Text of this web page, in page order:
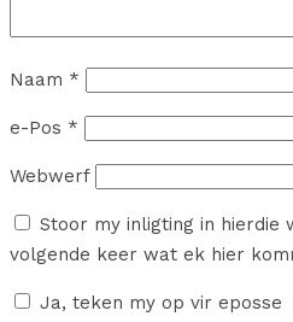
Naam *
e-Pos *
Webwerf
Stoor my inligting in hierdie
volgende keer wat ek hier
Ja, teken my op vir eposse